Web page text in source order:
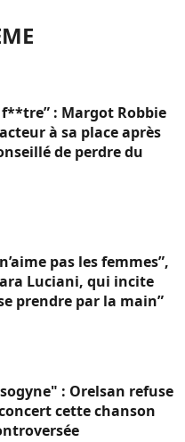
f**tre” : Margot Robbie
à sa place après
de perdre du
pas les femmes”,
Luciani, qui incite
prendre par la main”
: Orelsan refuse
cette chanson